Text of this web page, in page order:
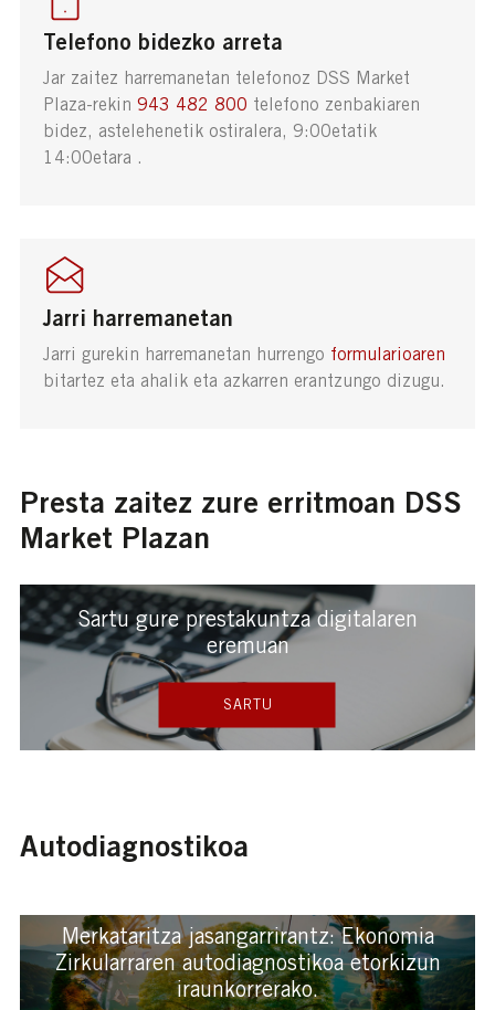
Telefono bidezko arreta
Jar zaitez harremanetan telefonoz DSS Market
Plaza-rekin 943 482 800 telefono zenbakiaren
bidez, astelehenetik ostiralera, 9:00etatik
14:00etara .
Jarri harremanetan
Jarri gurekin harremanetan hurrengo formularioaren
bitartez eta ahalik eta azkarren erantzungo dizugu.
Presta zaitez zure erritmoan DSS
Market Plazan
Sartu gure prestakuntza digitalaren
eremuan
SARTU
Autodiagnostikoa
Merkataritza jasangarrirantz: Ekonomia
Zirkularraren autodiagnostikoa etorkizun
iraunkorrerako.